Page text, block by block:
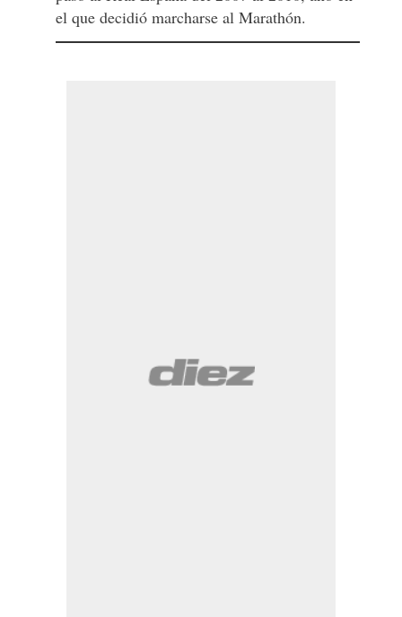
el que decidió marcharse al Marathón.